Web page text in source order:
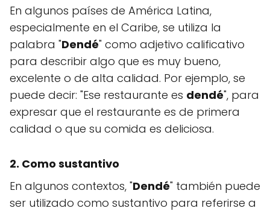
En algunos países de América Latina,
especialmente en el Caribe, se utiliza la
palabra "Dendé" como adjetivo calificativo
para describir algo que es muy bueno,
excelente o de alta calidad. Por ejemplo, se
puede decir: "Ese restaurante es dendé", para
expresar que el restaurante es de primera
calidad o que su comida es deliciosa.
2. Como sustantivo
En algunos contextos, "Dendé" también puede
ser utilizado como sustantivo para referirse a